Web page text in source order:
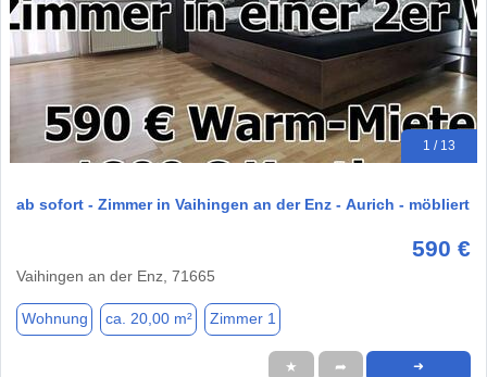
1 / 13
ab sofort - Zimmer in Vaihingen an der Enz - Aurich - möbliert
590 €
Vaihingen an der Enz, 71665
Wohnung ca. 20,00 m² Zimmer 1
★ ➦ ➜